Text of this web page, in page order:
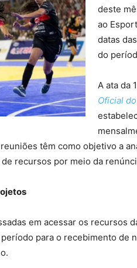
deste
ao
datas
do
A ata da
Oficial
têm como objetivo a
recursos por meio da
em acessar os recursos
para o recebimento de